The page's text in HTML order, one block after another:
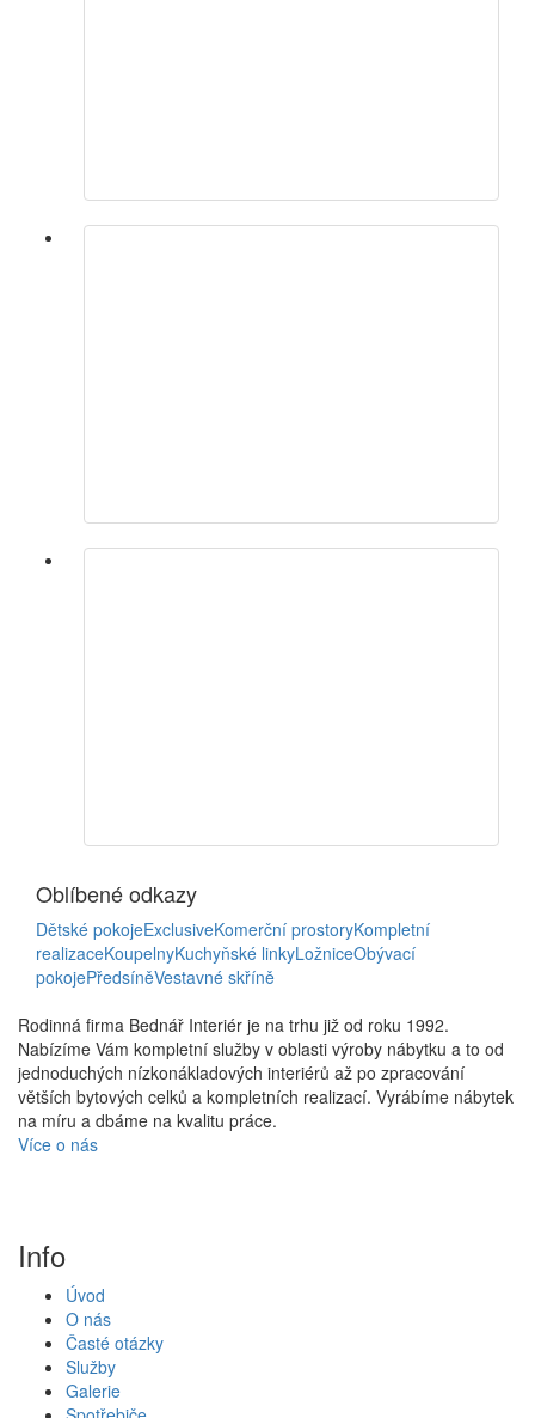
Oblíbenéodkazy
Dětské pokojeExclusiveKomerční prostoryKompletní
realizaceKoupelnyKuchyňské linkyLožniceObývací
pokojePředsíněVestavné skříně
Rodinná firma Bednář Interiér je na trhu již od roku 1992.
Nabízíme Vám kompletní služby v oblasti výroby nábytku a to od
jednoduchých nízkonákladových interiérů až po zpracování
větších bytových celků a kompletních realizací. Vyrábíme nábytek
na míru a dbáme na kvalitu práce.
Více o nás
Info
Úvod
O nás
Časté otázky
Služby
Galerie